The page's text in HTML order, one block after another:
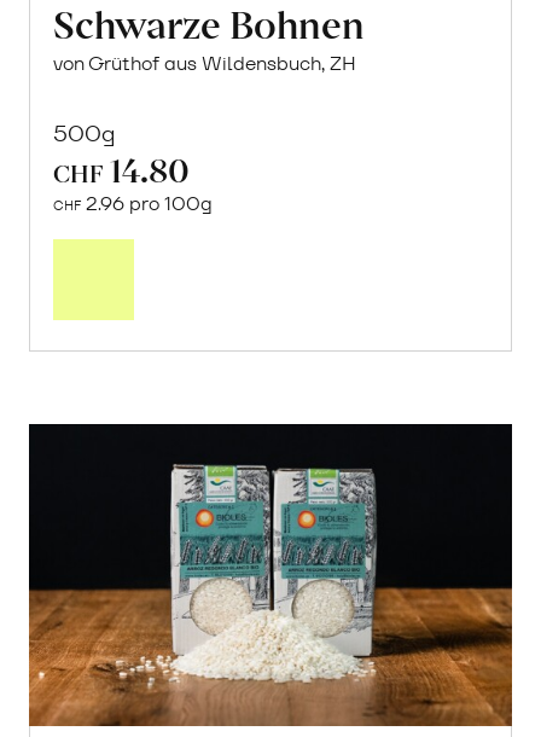
Schwarze Bohnen
von Grüthof aus Wildensbuch, ZH
500g
CHF 14.80
CHF 2.96 pro 100g